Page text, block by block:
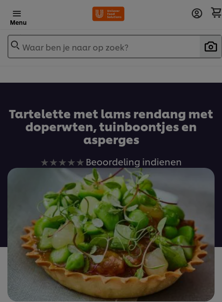
Menu
Waar ben je naar op zoek?
Tartelette met lams rendang met
doperwten, tuinboontjes en
asperges
Geen
beoordelingen
ingediend
voor
deze
recipe
Beoordeling indienen